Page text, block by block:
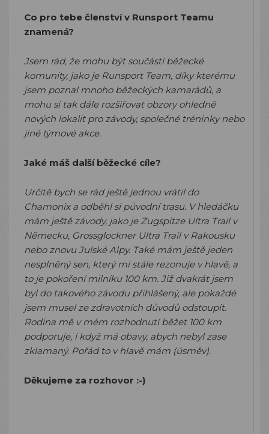
Co pro tebe členství v Runsport Teamu
znamená?
Jsem rád, že mohu být součástí běžecké
komunity, jako je Runsport Team, díky kterému
jsem poznal mnoho běžeckých kamarádů, a
mohu si tak dále rozšiřovat obzory ohledně
nových lokalit pro závody, společné tréninky nebo
jiné týmové akce.
Jaké máš další běžecké cíle?
Určitě bych se rád ještě jednou vrátil do
Chamonix a odběhl si původní trasu. V hledáčku
mám ještě závody, jako je Zugspitze Ultra Trail v
Německu, Grossglockner Ultra Trail v Rakousku
nebo znovu Julské Alpy. Také mám ještě jeden
nesplněný sen, který mi stále rezonuje v hlavě, a
to je pokoření milníku 100 km. Již dvakrát jsem
byl do takového závodu přihlášený, ale pokaždé
jsem musel ze zdravotních důvodů odstoupit.
Rodina mě v mém rozhodnutí běžet 100 km
podporuje, i když má obavy, abych nebyl zase
zklamaný. Pořád to v hlavě mám (úsměv).
Děkujeme za rozhovor :-)